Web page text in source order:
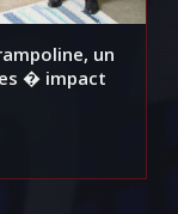
un
� impact